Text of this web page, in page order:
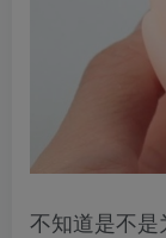
不知道是不是